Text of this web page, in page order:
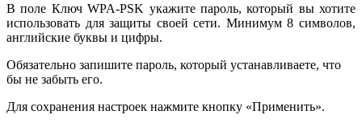
В поле Ключ WPA-PSK укажите пароль, который вы хотите
использовать для защиты своей сети. Минимум 8 символов,
английские буквы и цифры.
Обязательно запишите пароль, который устанавливаете, что
бы не забыть его.
Для сохранения настроек нажмите кнопку «Применить».